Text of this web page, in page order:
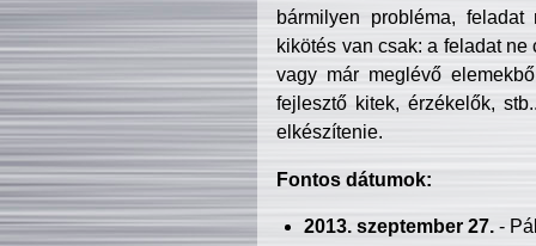
bármilyen probléma, feladat
kikötés van csak: a feladat
vagy már meglévő
fejlesztő kitek, érzékelők,
elkészítenie.
Fontos dátumok:
2013. szeptember 27.-